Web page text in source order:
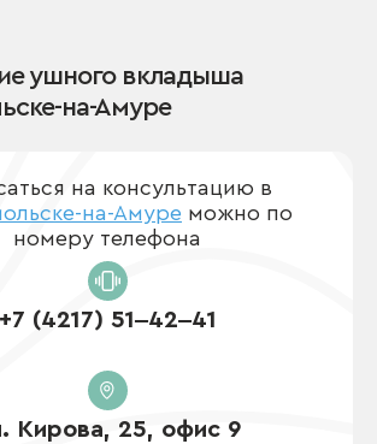
ушного вкладыша
на-Амуре
на консультацию в
на-Амуре можно по
номеру телефона
+7 (4217) 51‒42‒41
Кирова, 25, офис 9